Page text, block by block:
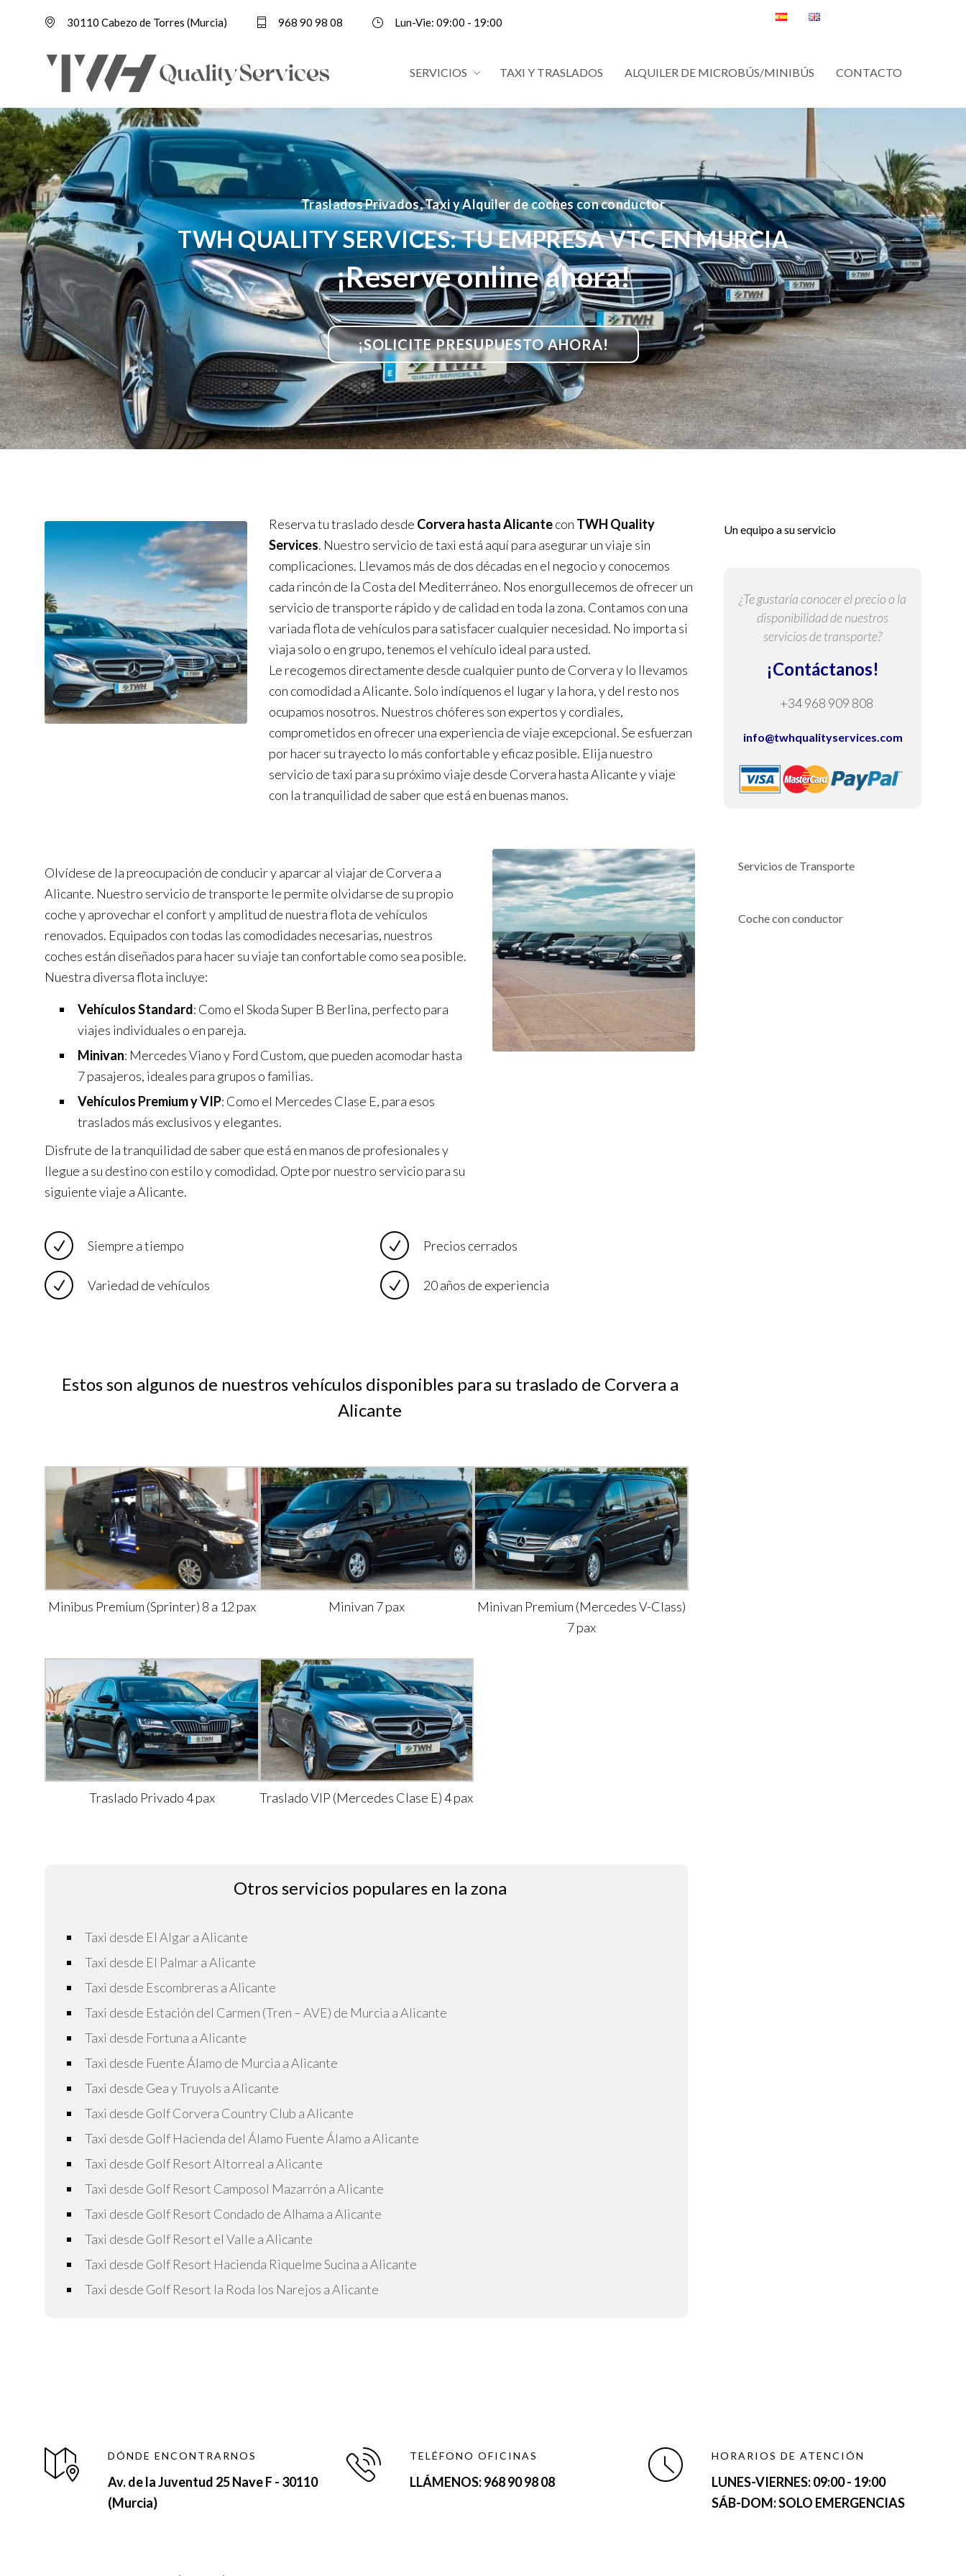
30110 Cabezo de Torres (Murcia) 968 90 98 08 Lun-Vie: 09:00 - 19:00
SERVICIOS TAXI Y TRASLADOS ALQUILER DE MICROBÚS/MINIBÚS CONTACTO
Traslados Privados, Taxi y Alquiler de coches con conductor
TWH QUALITY SERVICES: TU EMPRESA VTC EN MURCIA
¡Reserve online ahora!
¡SOLICITE PRESUPUESTO AHORA!
Reserva tu traslado desde Corvera hasta Alicantecon TWH Quality
Services. Nuestro servicio de taxi está aquí para asegurar un viaje sin
complicaciones. Llevamos más de dos décadas en el negocio y conocemos
cada rincón de la Costa del Mediterráneo. Nos enorgullecemos de ofrecer un
servicio de transporte rápido y de calidad en toda la zona. Contamos con una
variada flota de vehículos para satisfacer cualquier necesidad. No importa si
viaja solo o en grupo, tenemos el vehículo ideal para usted.
Le recogemos directamente desde cualquier punto de Corvera y lo llevamos
con comodidad a Alicante. Solo indíquenos el lugar y la hora, y del resto nos
ocupamos nosotros. Nuestros chóferes son expertos y cordiales,
comprometidos en ofrecer una experiencia de viaje excepcional. Se esfuerzan
por hacer su trayecto lo más confortable y eficaz posible. Elija nuestro
servicio de taxi para su próximo viaje desde Corvera hasta Alicante y viaje
con la tranquilidad de saber que está en buenas manos.
Olvídese de la preocupación de conducir y aparcar al viajar de Corvera a
Alicante. Nuestro servicio de transporte le permite olvidarse de su propio
coche y aprovechar el confort y amplitud de nuestra flota de vehículos
renovados. Equipados con todas las comodidades necesarias, nuestros
coches están diseñados para hacer su viaje tan confortable como sea posible.
Nuestra diversa flota incluye:
Vehículos Standard: Como el Skoda Super B Berlina, perfecto para
viajes individuales o en pareja.
Minivan: Mercedes Viano y Ford Custom, que pueden acomodar hasta
7 pasajeros, ideales para grupos o familias.
Vehículos Premium y VIP: Como el Mercedes Clase E, para esos
traslados más exclusivos y elegantes.
Disfrute de la tranquilidad de saber que está en manos de profesionales y
llegue a su destino con estilo y comodidad. Opte por nuestro servicio para su
siguiente viaje a Alicante.
Siempre a tiempo
Variedad de vehículos
Precios cerrados
20 años de experiencia
Estos son algunos de nuestros vehículos disponibles para su traslado de Corvera a
Alicante
Minibus Premium (Sprinter) 8 a 12 pax Minivan 7 pax
Minivan Premium (Mercedes V-Class)
7 pax
Traslado Privado 4 pax Traslado VIP (Mercedes Clase E) 4 pax
Otros servicios populares en la zona
Taxi desde El Algar a Alicante
Taxi desde El Palmar a Alicante
Taxi desde Escombreras a Alicante
Taxi desde Estación del Carmen (Tren – AVE) de Murcia a Alicante
Taxi desde Fortuna a Alicante
Taxi desde Fuente Álamo de Murcia a Alicante
Taxi desde Gea y Truyols a Alicante
Taxi desde Golf Corvera Country Club a Alicante
Taxi desde Golf Hacienda del Álamo Fuente Álamo a Alicante
Taxi desde Golf Resort Altorreal a Alicante
Taxi desde Golf Resort Camposol Mazarrón a Alicante
Taxi desde Golf Resort Condado de Alhama a Alicante
Taxi desde Golf Resort el Valle a Alicante
Taxi desde Golf Resort Hacienda Riquelme Sucina a Alicante
Taxi desde Golf Resort la Roda los Narejos a Alicante
Un equipo a su servicio
¿Te gustaría conocer el precio o la
disponibilidad de nuestros
servicios de transporte?
¡Contáctanos!
+34 968 909 808
info@twhqualityservices.com
Servicios de Transporte
Coche con conductor
DÓNDE ENCONTRARNOS
Av. de la Juventud 25 Nave F - 30110
(Murcia)
TELÉFONO OFICINAS
LLÁMENOS: 968 90 98 08
HORARIOS DE ATENCIÓN
LUNES-VIERNES:09:00 - 19:00
SÁB-DOM: SOLO EMERGENCIAS